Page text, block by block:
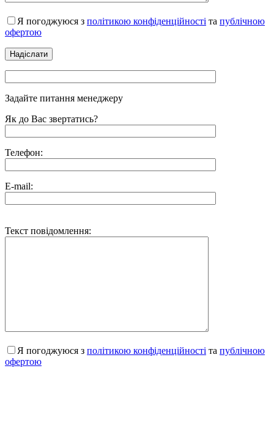
Я погоджуюся з політикою конфіденційності та публічною
офертою
Задайте питання менеджеру
Як до Вас звертатись?
Телефон:
E-mail:
Текст повідомлення:
Я погоджуюся з політикою конфіденційності та публічною
офертою